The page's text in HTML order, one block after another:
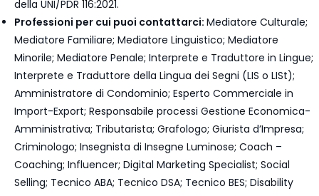
della UNI/PDR 116:2021.
Professioni per cui puoi contattarci: Mediatore Culturale;
Mediatore Familiare; Mediatore Linguistico; Mediatore
Minorile; Mediatore Penale; Interprete e Traduttore in Lingue;
Interprete e Traduttore della Lingua dei Segni (LIS o LISt);
Amministratore di Condominio; Esperto Commerciale in
Import-Export; Responsabile processi Gestione Economica-
Amministrativa; Tributarista; Grafologo; Giurista d’Impresa;
Criminologo; Insegnista di Insegne Luminose; Coach –
Coaching; Influencer; Digital Marketing Specialist; Social
Selling; Tecnico ABA; Tecnico DSA; Tecnico BES; Disability